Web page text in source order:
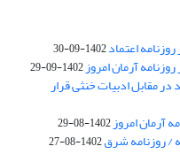
اعتماد1402-09-30
آرمان امروز1402-09-29
در مقابل ادبیات خنثی قرار
آرمان امروز1402-08-29
/ روزنامه شرق1402-08-27